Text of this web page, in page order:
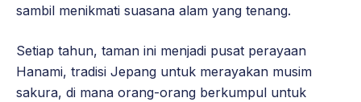
sambil menikmati suasana alam yang tenang.
Setiap tahun, taman ini menjadi pusat perayaan
Hanami, tradisi Jepang untuk merayakan musim
sakura, di mana orang-orang berkumpul untuk